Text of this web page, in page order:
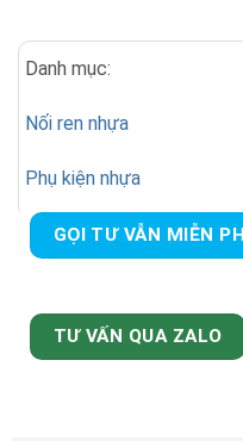
Danh mục:
Nối ren nhựa
Phụ kiện nhựa
GỌI TƯ VẪN MIỄN PHÍ
TƯ VẤN QUA ZALO